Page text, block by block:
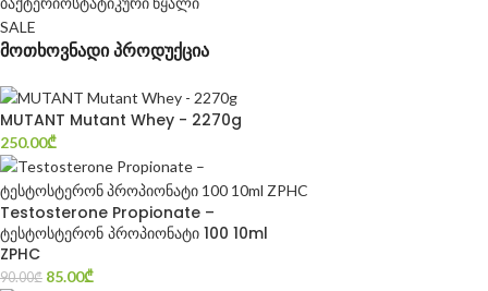
SALE
მოთხოვნადი პროდუქცია
MUTANT Mutant Whey - 2270g
250.00₾
Testosterone Propionate –
ტესტოსტერონ პროპიონატი 100 10ml
ZPHC
90.00₾ 85.00₾